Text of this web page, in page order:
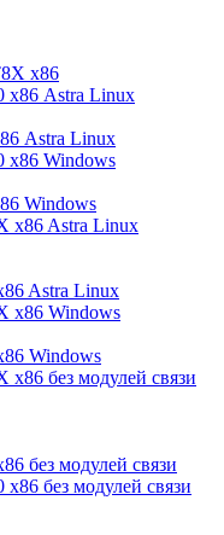
x86
Astra Linux
Windows
Astra Linux
Windows
без модулей связи